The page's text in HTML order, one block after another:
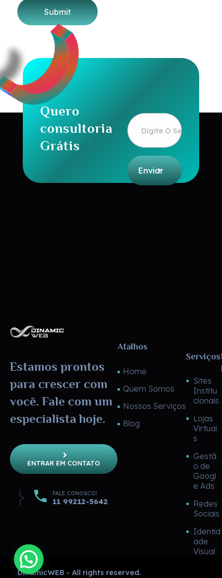
Quero
consultoria
Grátis
Estamos prontos
para crescer com
você. Fale com um
especialista hoje.
ENTRAR EM CONTATO
FALE CONOSCO!
11 99212-5642
Atalhos
Home
Quem Somos
Nossos Serviços
Blog
Serviços
Sites
Institu
cionais
Lojas
Virtuai
s
Gestã
o de
Googl
e Ads
Redes
Sociais
Identid
ade
Visual
DinamicWEB - All rights reserved.